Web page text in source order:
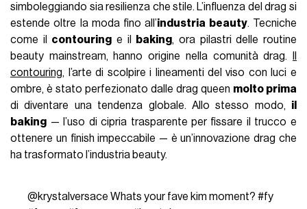
simboleggiando sia resilienza che stile. L’influenza del drag si
estende oltre la moda fino all’industria beauty. Tecniche
come il contouring e il baking, ora pilastri delle routine
beauty mainstream, hanno origine nella comunità drag.
contouring, l’arte di scolpire i lineamenti del viso con luci e
ombre, è stato perfezionato dalle drag queen molto prima
di diventare una tendenza globale. Allo stesso modo, il
baking — l’uso di cipria trasparente per fissare il trucco e
ottenere un finish impeccabile — è un’innovazione drag che
ha trasformato l’industria beauty.
@krystalversace Whats your fave kim moment? #fy